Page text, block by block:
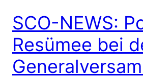
SCO-NEWS:
Resümee bei